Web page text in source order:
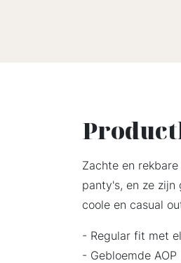
Zachte en
panty's, en ze
coole en casual
- Regular fit met
- Gebloemde